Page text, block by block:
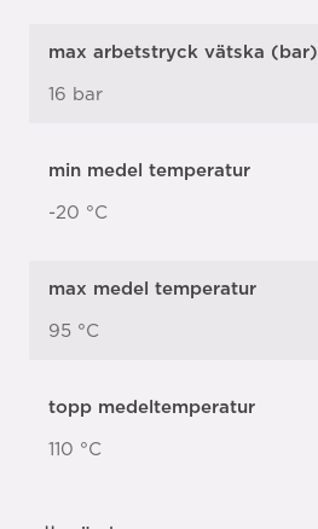
max arbetstryck vätska (bar)
16 bar
min medel temperatur
-20 °C
max medel temperatur
95 °C
topp medeltemperatur
110 °C